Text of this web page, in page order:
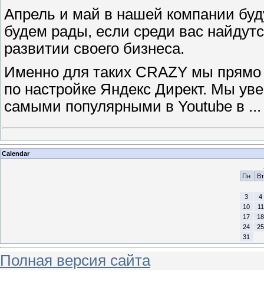
Апрель и май в нашей компании
будем рады, если среди вас
развитии своего бизнеса.
Именно для таких CRAZY мы
по настройке Яндекс Директ. Мы
самыми популярными в Youtube в
Calendar
Пн
Вт
3
4
10
11
17
18
24
25
31
Полная версия сайта